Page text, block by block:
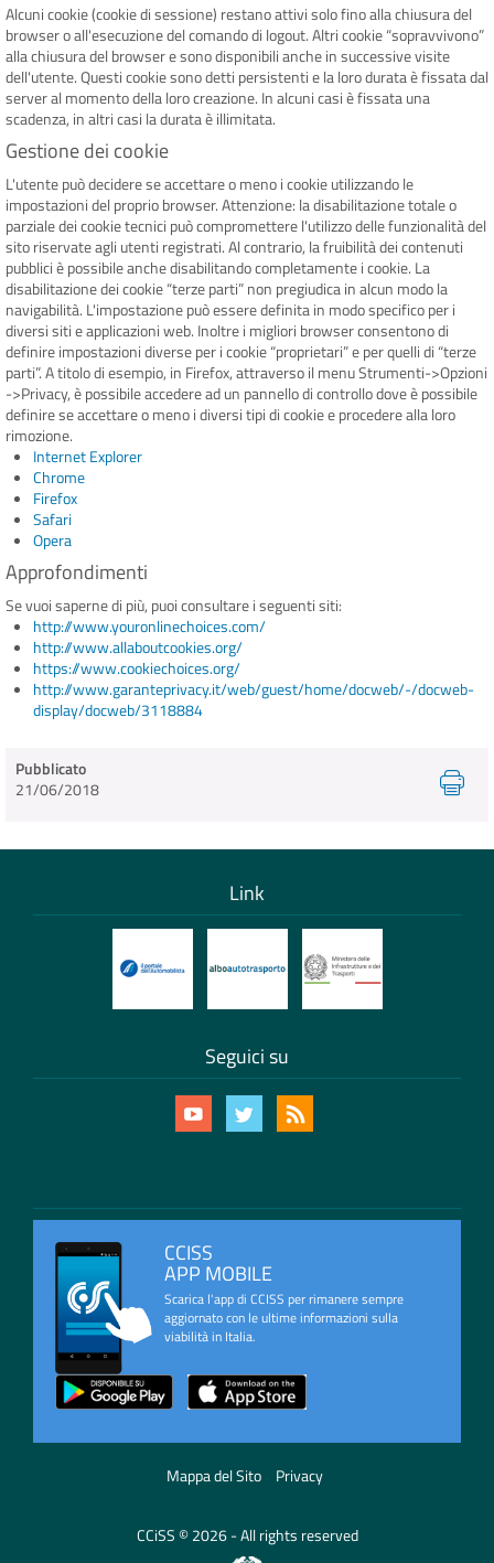
Alcuni cookie (cookie di sessione) restano attivi solo fino alla chiusura del
browser o all'esecuzione del comando di logout. Altri cookie “sopravvivono”
alla chiusura del browser e sono disponibili anche in successive visite
dell'utente. Questi cookie sono detti persistenti e la loro durata è fissata dal
server al momento della loro creazione. In alcuni casi è fissata una
scadenza, in altri casi la durata è illimitata.
Gestione dei cookie
L'utente può decidere se accettare o meno i cookie utilizzando le
impostazioni del proprio browser. Attenzione: la disabilitazione totale o
parziale dei cookie tecnici può compromettere l'utilizzo delle funzionalità del
sito riservate agli utenti registrati. Al contrario, la fruibilità dei contenuti
pubblici è possibile anche disabilitando completamente i cookie. La
disabilitazione dei cookie “terze parti” non pregiudica in alcun modo la
navigabilità. L'impostazione può essere definita in modo specifico per i
diversi siti e applicazioni web. Inoltre i migliori browser consentono di
definire impostazioni diverse per i cookie “proprietari” e per quelli di “terze
parti”. A titolo di esempio, in Firefox, attraverso il menu Strumenti->Opzioni
->Privacy, è possibile accedere ad un pannello di controllo dove è possibile
definire se accettare o meno i diversi tipi di cookie e procedere alla loro
rimozione.
Internet Explorer
Chrome
Firefox
Safari
Opera
Approfondimenti
Se vuoi saperne di più, puoi consultare i seguenti siti:
http://www.youronlinechoices.com/
http://www.allaboutcookies.org/
https://www.cookiechoices.org/
http://www.garanteprivacy.it/web/guest/home/docweb/-/docweb-
display/docweb/3118884
Pubblicato
21/06/2018
Link
Seguici su
CCISS
APP MOBILE
Scarica l'app di CCISS per rimanere sempre
aggiornato con le ultime informazioni sulla
viabilità in Italia.
Mappa del Sito Privacy
CCiSS © 2026 - All rights reserved